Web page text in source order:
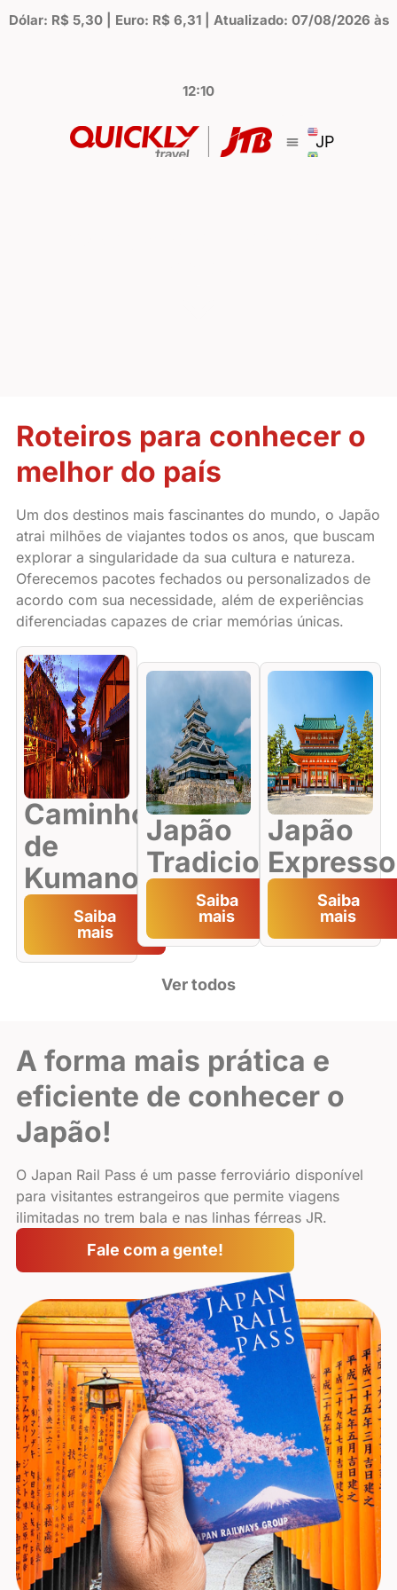
Dólar: R$ 5,30 | Euro: R$ 6,31 | Atualizado: 07/08/2026 às
12:10
JP
Roteiros para conhecer o
melhor do país
Um dos destinos mais fascinantes do mundo, o Japão
atrai milhões de viajantes todos os anos, que buscam
explorar a singularidade da sua cultura e natureza.
Oferecemos pacotes fechados ou personalizados de
acordo com sua necessidade, além de experiências
diferenciadas capazes de criar memórias únicas.
Caminho
de
Kumano
Saiba
mais
Japão
Tradicional
Saiba
mais
Japão
Expresso
Saiba
mais
Ver todos
A forma mais prática e
eficiente de conhecer o
Japão!
O Japan Rail Pass é um passe ferroviário disponível
para visitantes estrangeiros que permite viagens
ilimitadas no trem bala e nas linhas férreas JR.
Fale com a gente!